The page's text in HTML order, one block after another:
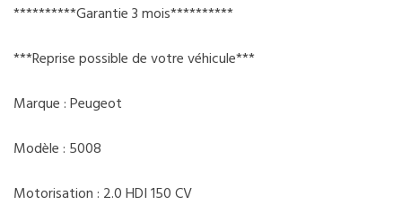
**********Garantie 3 mois**********
***Reprise possible de votre véhicule***
Marque : Peugeot
Modèle : 5008
Motorisation : 2.0 HDI 150 CV